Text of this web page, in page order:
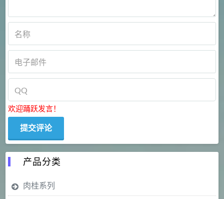
欢迎踊跃发言！
产品分类
肉桂系列